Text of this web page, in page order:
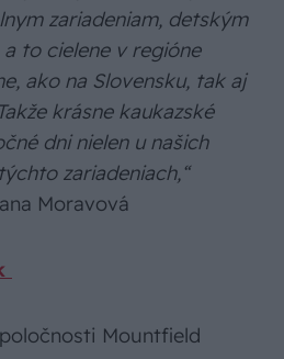
zariadeniam, detským
to cielene v regióne
ako na Slovensku, tak aj
krásne kaukazské
dni nielen u našich
zariadeniach,“
Moravová
Mountfield